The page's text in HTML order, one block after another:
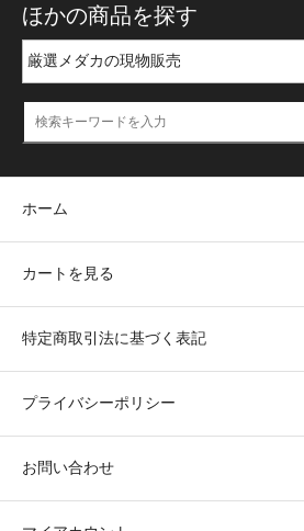
ほかの商品を探す
ホーム
カートを見る
特定商取引法に基づく表記
プライバシーポリシー
お問い合わせ